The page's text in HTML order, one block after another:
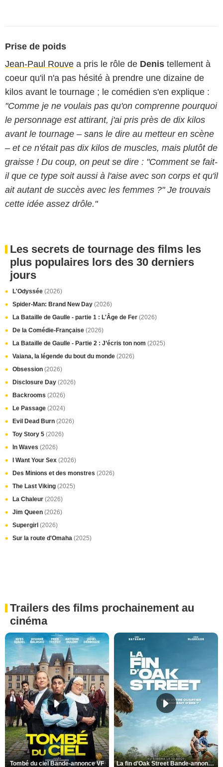
Prise de poids
Jean-Paul Rouve a pris le rôle de Denis tellement à
coeur qu'il n'a pas hésité à prendre une dizaine de
kilos avant le tournage ; le comédien s'en explique :
"Comme je ne voulais pas qu'on comprenne pourquoi
le personnage est attirant, j'ai pris près de dix kilos
avant le tournage – sans le dire au metteur en scène
– et ce n'était pas dix kilos de muscles, mais plutôt de
graisse ! Du coup, on peut se dire : "Comment se fait-
il que ce type soit aussi à l'aise avec son corps et qu'il
ait autant de succès avec les femmes ?" Je trouvais
cette idée assez drôle."
Les secrets de tournage des films les
plus populaires lors des 30 derniers
jours
L'Odyssée (2026)
Spider-Man: Brand New Day (2026)
La Bataille de Gaulle - partie 1 : L'Âge de Fer (2026)
De la Comédie-Française (2026)
La Bataille de Gaulle - Partie 2 : J’écris ton nom (2025)
Vaiana, la légende du bout du monde (2026)
Obsession (2026)
Disclosure Day (2026)
Backrooms (2026)
Le Passage (2024)
Evil Dead Burn (2026)
Toy Story 5 (2026)
In Waves (2026)
I Want Your Sex (2026)
Des Minions et des monstres (2026)
The Last Viking (2025)
La Chaleur (2026)
Jim Queen (2026)
Supergirl (2026)
Sur la route d'Omaha (2025)
Trailers des films prochainement au
cinéma
Tombé du ciel Bande-annonce VF La fin d’Oak Street Bande-annonce VO STFR